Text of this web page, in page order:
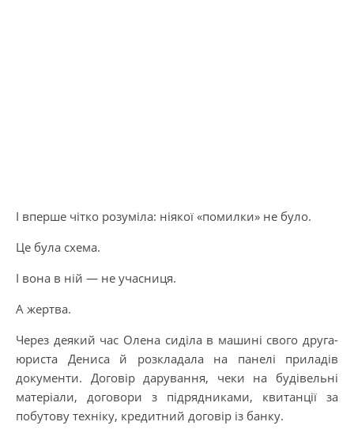
І вперше чітко розуміла: ніякої «помилки» не було.
Це була схема.
І вона в ній — не учасниця.
А жертва.
Через деякий час Олена сиділа в машині свого друга-
юриста Дениса й розкладала на панелі приладів
документи. Договір дарування, чеки на будівельні
матеріали, договори з підрядниками, квитанції за
побутову техніку, кредитний договір із банку.